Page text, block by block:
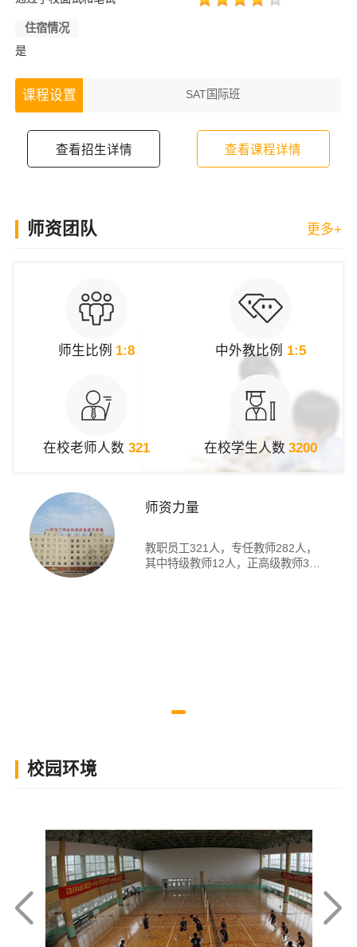
住宿情况
是
课程设置 SAT国际班
查看招生详情 查看课程详情
更多+
师资团队
师生比例 1:8 中外教比例 1:5
在校老师人数 321 在校学生人数 3200
师资力量
教职员工321人，专任教师282人，
其中特级教师12人，正高级教师3
校园环境